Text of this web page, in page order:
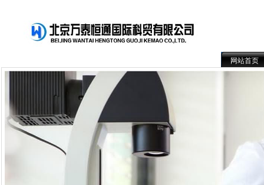
网站首页